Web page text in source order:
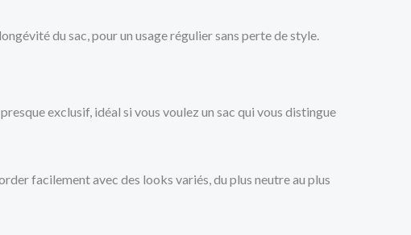
du sac, pour un usage régulier sans perte de style.
exclusif, idéal si vous voulez un sac qui vous distingue
facilement avec des looks variés, du plus neutre au plus